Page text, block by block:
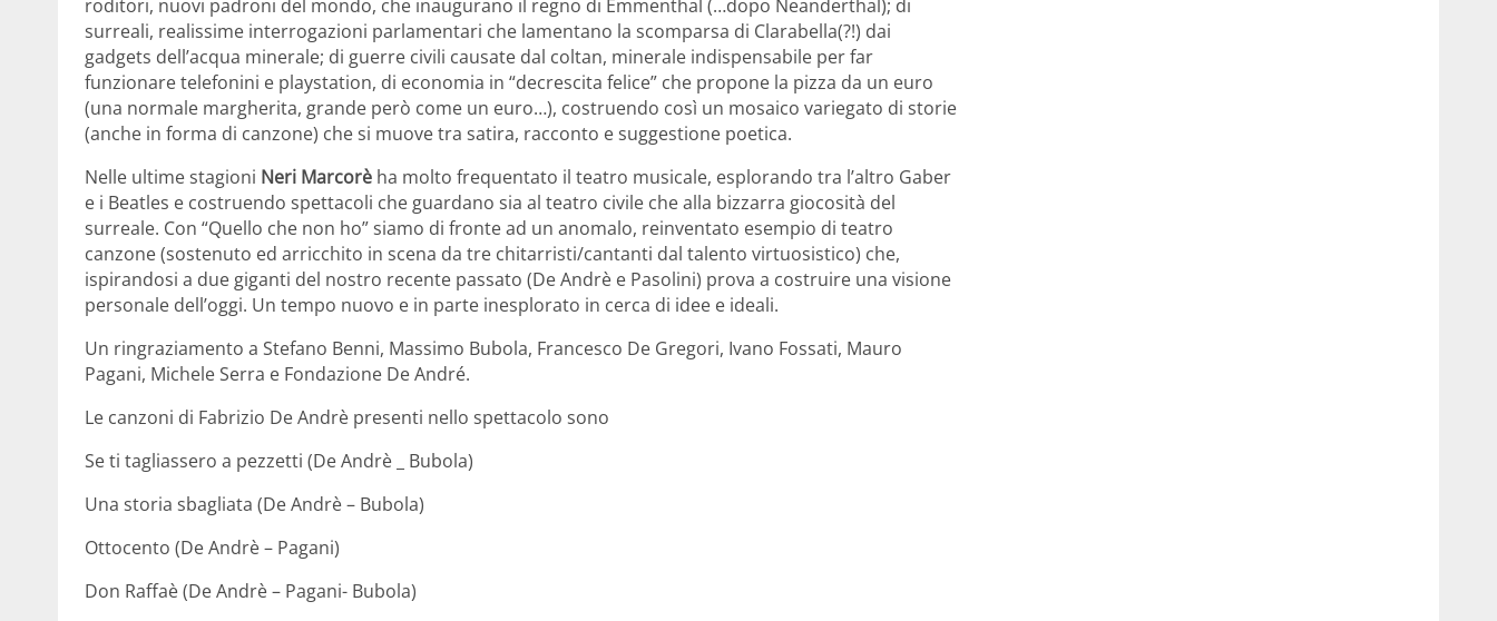
roditori, nuovi padroni del mondo, che inaugurano il regno di Emmenthal (…dopo Neanderthal); di
surreali, realissime interrogazioni parlamentari che lamentano la scomparsa di Clarabella(?!) dai
gadgets dell’acqua minerale; di guerre civili causate dal coltan, minerale indispensabile per far
funzionare telefonini e playstation, di economia in “decrescita felice” che propone la pizza da un euro
(una normale margherita, grande però come un euro…), costruendo così un mosaico variegato di storie
(anche in forma di canzone) che si muove tra satira, racconto e suggestione poetica.
Nelle ultime stagioni Neri Marcorè ha molto frequentato il teatro musicale, esplorando tra l’altro Gaber
e i Beatles e costruendo spettacoli che guardano sia al teatro civile che alla bizzarra giocosità del
surreale. Con “Quello che non ho” siamo di fronte ad un anomalo, reinventato esempio di teatro
canzone (sostenuto ed arricchito in scena da tre chitarristi/cantanti dal talento virtuosistico) che,
ispirandosi a due giganti del nostro recente passato (De Andrè e Pasolini) prova a costruire una visione
personale dell’oggi. Un tempo nuovo e in parte inesplorato in cerca di idee e ideali.
Un ringraziamento a Stefano Benni, Massimo Bubola, Francesco De Gregori, Ivano Fossati, Mauro
Pagani, Michele Serra e Fondazione De André.
Le canzoni di Fabrizio De Andrè presenti nello spettacolo sono
Se ti tagliassero a pezzetti (De Andrè _ Bubola)
Una storia sbagliata (De Andrè – Bubola)
Ottocento (De Andrè – Pagani)
Don Raffaè (De Andrè – Pagani- Bubola)